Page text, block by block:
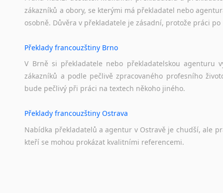
zákazníků a obory, se kterými má překladatel nebo
osobně. Důvěra v překladatele je zásadní, protože práci
Překlady francouzštiny Brno
V Brně si překladatele nebo překladatelskou agenturu
zákazníků a podle pečlivě zpracovaného profesního
bude pečlivý při práci na textech někoho jiného.
Překlady francouzštiny Ostrava
Nabídka překladatelů a agentur v Ostravě je chudší, ale
kteří se mohou prokázat kvalitními referencemi.